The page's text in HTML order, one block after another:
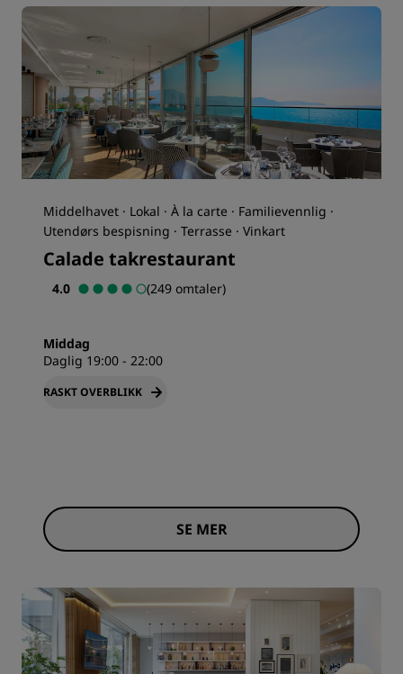
Middelhavet · Lokal · À la carte · Familievennlig ·
Utendørs bespisning · Terrasse · Vinkart
Calade takrestaurant
4.0 (249 omtaler)
Middag
Daglig 19:00 - 22:00
RASKT OVERBLIKK
SE MER